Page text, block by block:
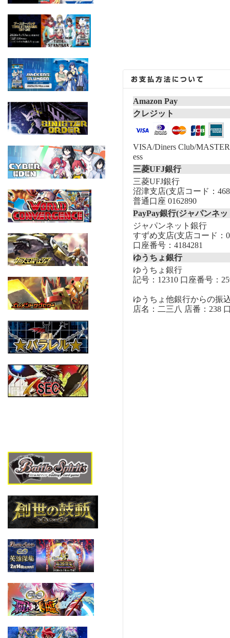
Amazon Pay
クレジット
VISA/Diners Club/
ess
三菱UFJ銀行
三菱UFJ銀行
沼津支店(支店コード：
普通口座 0162890
PayPay銀行(ジャパンネ
ジャパンネット銀行
すずめ支店(支店コード：
口座番号：4184281
ゆうちょ銀行
ゆうちょ銀行
記号：12310 口座番号：
ゆうちょ他銀行からの振
店名：二三八 店番：238